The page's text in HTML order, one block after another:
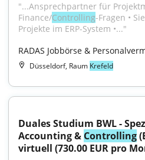
"...Ansprechpartner für
Finance/Controlling-Fragen •
Projekte im ERP-System •..."
RADAS Jobbörse &
Düsseldorf, Raum Krefeld
Duales Studium BWL -
Accounting & Controlling
virtuell (730.00 EUR pro